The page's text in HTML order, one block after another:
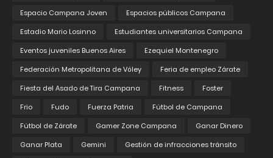
Espacio Campana Joven
Espacios públicos Campana
Estadio Mario Losinno
Estudiantes universitarios Campana
Eventos juveniles Buenos Aires
Ezequiel Montenegro
Federación Metropolitana de Vóley
Feria de empleo Zárate
Fiesta del Asado de Tira Campana
Fitness
Foster
Frio
Fudo Fuerza Patria
Fútbol de Campana
Fútbol de Zárate
Gamer Zone Campana
Ganar Dinero
Ganar Plata
Gemini
Gestión de infracciones tránsito